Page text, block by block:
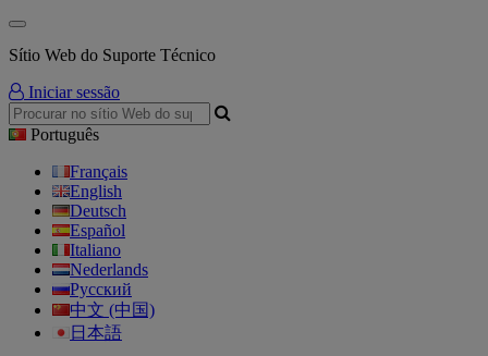
Sítio Web do Suporte Técnico
Iniciar sessão
Português
Français
English
Deutsch
Español
Italiano
Nederlands
Русский
中文 (中国)
日本語